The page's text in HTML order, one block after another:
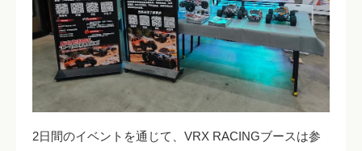
2日間のイベントを通じて、VRX RACINGブースは参